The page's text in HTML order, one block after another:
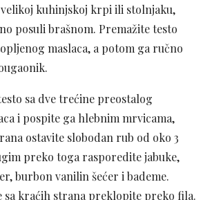
velikoj kuhinjskoj krpi ili stolnjaku,
posuli brašnom. Premažite testo
maslaca, a potom ga ručno
sa dve trećine preostalog
i pospite ga hlebnim mrvicama,
ostavite slobodan rub od oko 3
preko toga rasporedite jabuke,
burbon vanilin šećer i bademe.
sa kraćih strana preklopite preko fila.